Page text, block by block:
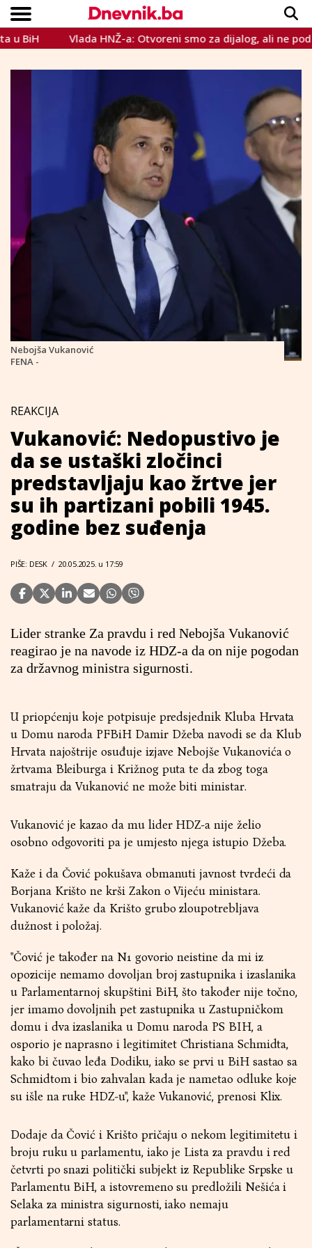
VIJESTI
SPORT
INTERVIEW
TEME
CRNA KRONIKA
LIFESTYLE
Copyright © Dnevnik.ba 2023.
Vlada HNŽ-a: Otvoreni smo za dijalog, ali ne pod
Nebojša Vukanović
FENA -
REAKCIJA
Vukanović: Nedopustivo je
da se ustaški zločinci
predstavljaju kao žrtve jer
su ih partizani pobili 1945.
godine bez suđenja
PIŠE: DESK / 20.05.2025. u 17:59
Lider stranke Za pravdu i red Nebojša Vukanović
reagirao je na navode iz HDZ-a da on nije pogodan
za državnog ministra sigurnosti.
U priopćenju koje potpisuje predsjednik Kluba Hrvata
u Domu naroda PFBiH Damir Džeba navodi se da Klub
Hrvata najoštrije osuđuje izjave Nebojše Vukanovića o
žrtvama Bleiburga i Križnog puta te da zbog toga
smatraju da Vukanović ne može biti ministar.
Vukanović je kazao da mu lider HDZ-a nije želio
osobno odgovoriti pa je umjesto njega istupio Džeba.
Kaže i da Čović pokušava obmanuti javnost tvrdeći da
Borjana Krišto ne krši Zakon o Vijeću ministara.
Vukanović kaže da Krišto grubo zloupotrebljava
dužnost i položaj.
"Čović je također na N1 govorio neistine da mi iz
opozicije nemamo dovoljan broj zastupnika i izaslanika
u Parlamentarnoj skupštini BiH, što također nije točno,
jer imamo dovoljnih pet zastupnika u Zastupničkom
domu i dva izaslanika u Domu naroda PS BIH, a
osporio je naprasno i legitimitet Christiana Schmidta,
kako bi čuvao leđa Dodiku, iako se prvi u BiH sastao sa
Schmidtom i bio zahvalan kada je nametao odluke koje
su išle na ruke HDZ-u", kaže Vukanović, prenosi Klix.
Dodaje da Čović i Krišto pričaju o nekom legitimitetu i
broju ruku u parlamentu, iako je Lista za pravdu i red
četvrti po snazi politički subjekt iz Republike Srpske u
Parlamentu BiH, a istovremeno su predložili Nešića i
Selaka za ministra sigurnosti, iako nemaju
parlamentarni status.